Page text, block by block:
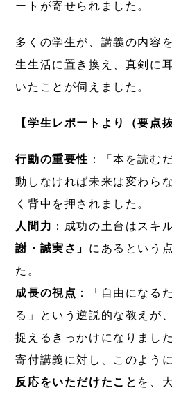
ートが寄せられました。
多くの学生が、講義の内容
生生活に置き換え、真剣に
いたことが伺えました。
【学生レポートより（要点
行動の重要性 ：「本を読む
動しなければ未来は変わら
く背中を押されました。
人間力 ：成功の土台はスキ
謝・誠実さ」 にあるという
た。
成長の視点 ：「 自由になる
る 」という逆説的な教えが
捉えるきっかけになりました
寄付講義に対し、このよう
反応をいただけたこと を、